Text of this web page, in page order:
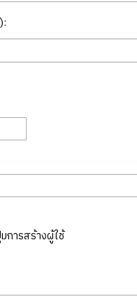
การสร้างผู้ใช้